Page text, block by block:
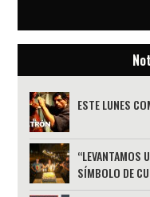
ESTE LUNES
“LEVANTAMOS
SÍMBOLO DE